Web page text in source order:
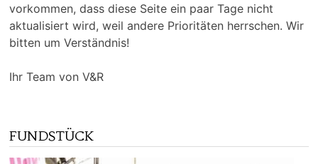
vorkommen, dass diese Seite ein paar Tage nicht
aktualisiert wird, weil andere Prioritäten herrschen. Wir
bitten um Verständnis!
Ihr Team von V&R
FUNDSTÜCK